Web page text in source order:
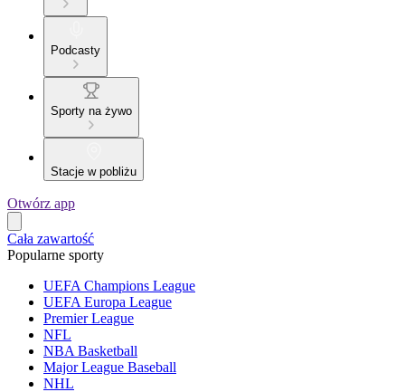
Podcasty
Sporty na żywo
Stacje w pobliżu
Otwórz app
Cała zawartość
Popularne sporty
UEFA Champions League
UEFA Europa League
Premier League
NFL
NBA Basketball
Major League Baseball
NHL